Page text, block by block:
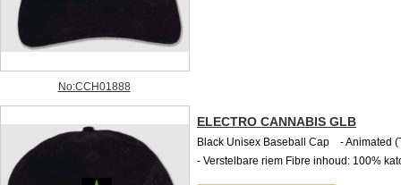
No:CCH01888
ELECTRO CANNABIS GLB
Black Unisex Baseball Cap - Animated
- Verstelbare riem Fibre inhoud: 100%